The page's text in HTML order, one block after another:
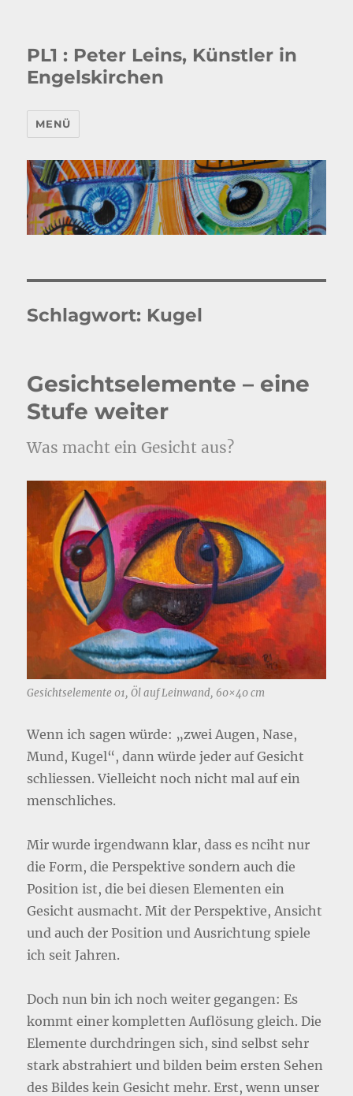
PL1 : Peter Leins, Künstler in
Engelskirchen
MENÜ
Schlagwort: Kugel
Gesichtselemente – eine
Stufe weiter
Was macht ein Gesicht aus?
Gesichtselemente 01, Öl auf Leinwand, 60×40 cm
Wenn ich sagen würde: „zwei Augen, Nase,
Mund, Kugel“, dann würde jeder auf Gesicht
schliessen. Vielleicht noch nicht mal auf ein
menschliches.
Mir wurde irgendwann klar, dass es nciht nur
die Form, die Perspektive sondern auch die
Position ist, die bei diesen Elementen ein
Gesicht ausmacht. Mit der Perspektive, Ansicht
und auch der Position und Ausrichtung spiele
ich seit Jahren.
Doch nun bin ich noch weiter gegangen: Es
kommt einer kompletten Auflösung gleich. Die
Elemente durchdringen sich, sind selbst sehr
stark abstrahiert und bilden beim ersten Sehen
des Bildes kein Gesicht mehr. Erst, wenn unser